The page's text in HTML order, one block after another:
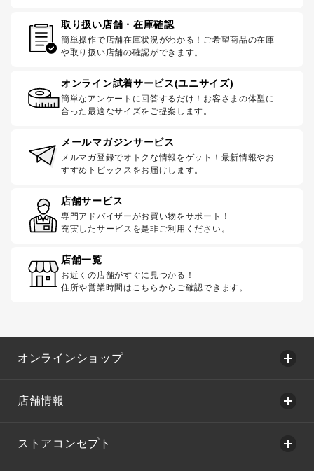
取り扱い店舗・在庫確認
簡単操作で店舗在庫状況がわかる！ご希望商品の在庫
や取り扱い店舗の確認ができます。
オンライン試着サービス(ユニサイズ)
簡単なアンケートに回答するだけ！お客さまの体型に
合った最適なサイズをご提案します。
メールマガジンサービス
メルマガ登録でオトクな情報をゲット！最新情報やお
すすめトピックスをお届けします。
店舗サービス
専門アドバイザーがお買い物をサポート！
充実したサービスを是非ご利用ください。
店舗一覧
お近くの店舗がすぐに見つかる！
住所や営業時間はこちらからご確認できます。
オンラインショップ
店舗情報
ストアコンセプト